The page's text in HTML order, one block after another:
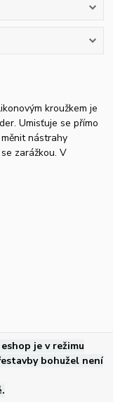
kroužkem je
Umisťuje se přímo
nástrahy
zarážkou. V
je v režimu
bohužel není